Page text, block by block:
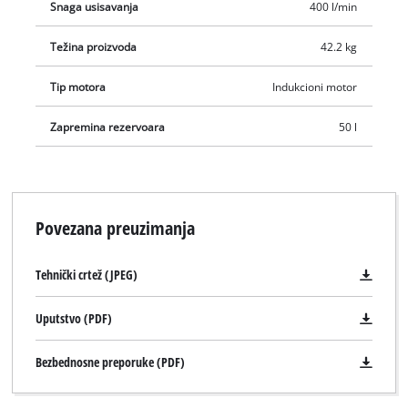
Potrebna nam je vaša saglasnost za
učitavanje Google Maps usluge !
Snaga usisavanja 400 l/min
Težina proizvoda 42.2 kg
Tip motora Indukcioni motor
Zapremina rezervoara 50 l
Povezana preuzimanja
Tehnički crtež (JPEG)
Uputstvo (PDF)
Bezbednosne preporuke (PDF)